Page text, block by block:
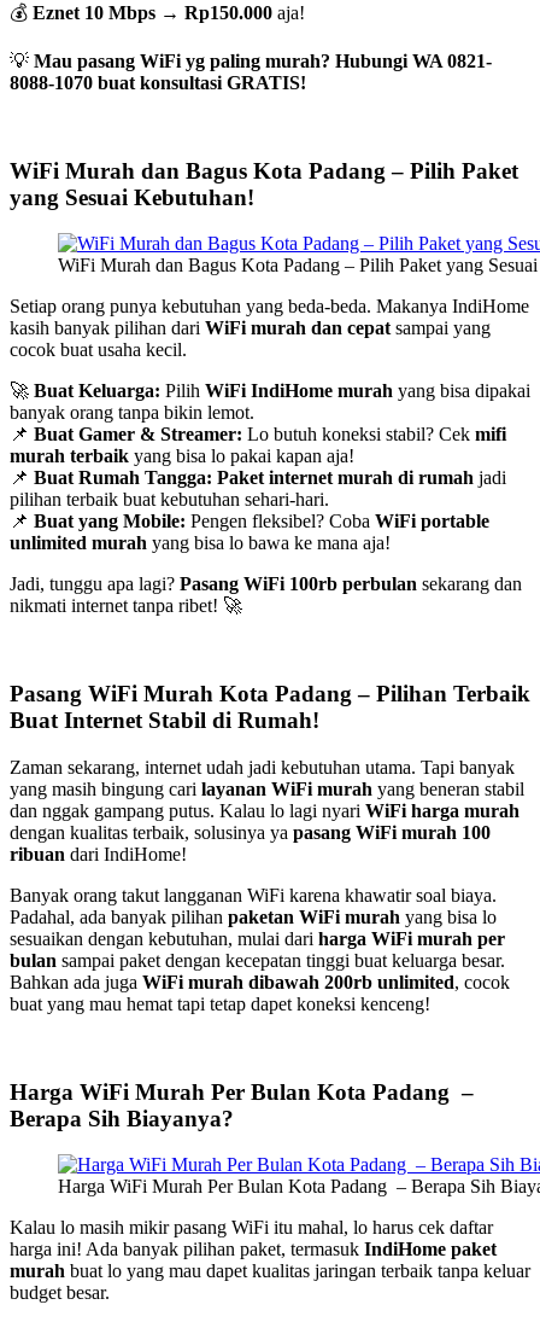
💰 Eznet 10 Mbps → Rp150.000 aja!
💡 Mau pasang WiFi yg paling murah? Hubungi WA 0821-
8088-1070 buat konsultasi GRATIS!
WiFi Murah dan Bagus Kota Padang – Pilih Paket
yang Sesuai Kebutuhan!
WiFi Murah dan Bagus Kota Padang – Pilih Paket yang
Setiap orang punya kebutuhan yang beda-beda. Makanya IndiHome
kasih banyak pilihan dari WiFi murah dan cepatsampai yang
cocok buat usaha kecil.
🚀 Buat Keluarga: Pilih WiFi IndiHome murah yang bisa dipakai
banyak orang tanpa bikin lemot.
📌 Buat Gamer & Streamer: Lo butuh koneksi stabil? Cek mifi
murah terbaik yang bisa lo pakai kapan aja!
📌 Buat Rumah Tangga: Paket internet murah di rumah jadi
pilihan terbaik buat kebutuhan sehari-hari.
📌 Buat yang Mobile: Pengen fleksibel? Coba WiFi portable
unlimited murah yang bisa lo bawa ke mana aja!
Jadi, tunggu apa lagi? Pasang WiFi 100rb perbulan sekarang dan
nikmati internet tanpa ribet! 🚀
Pasang WiFi Murah Kota Padang – Pilihan Terbaik
Buat Internet Stabil di Rumah!
Zaman sekarang, internet udah jadi kebutuhan utama. Tapi banyak
yang masih bingung cari layanan WiFi murah yang beneran stabil
dan nggak gampang putus. Kalau lo lagi nyari WiFi harga murah
dengan kualitas terbaik, solusinya ya pasang WiFi murah 100
ribuan dari IndiHome!
Banyak orang takut langganan WiFi karena khawatir soal biaya.
Padahal, ada banyak pilihan paketan WiFi murah yang bisa lo
sesuaikan dengan kebutuhan, mulai dari harga WiFi murah per
bulan sampai paket dengan kecepatan tinggi buat keluarga besar.
Bahkan ada juga WiFi murah dibawah 200rb unlimited, cocok
buat yang mau hemat tapi tetap dapet koneksi kenceng!
Harga WiFi Murah Per Bulan Kota Padang –
Berapa Sih Biayanya?
Harga WiFi Murah Per Bulan Kota Padang – Berapa Sih
Kalau lo masih mikir pasang WiFi itu mahal, lo harus cek daftar
harga ini! Ada banyak pilihan paket, termasuk IndiHome paket
murah buat lo yang mau dapet kualitas jaringan terbaik tanpa keluar
budget besar.